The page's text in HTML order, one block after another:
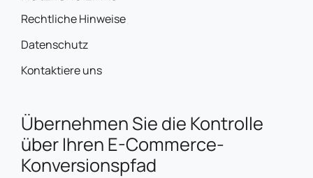
Rechtliche Hinweise
Datenschutz
Kontaktiere uns
Übernehmen Sie die Kontrolle
über Ihren E-Commerce-
Konversionspfad